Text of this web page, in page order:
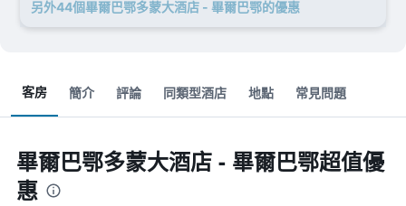
另外44個畢爾巴鄂多蒙大酒店 - 畢爾巴鄂​的優惠
客房 簡介 評論 同類型酒店 地點 常見問題
畢爾巴鄂多蒙大酒店 - 畢爾巴鄂超值優
惠